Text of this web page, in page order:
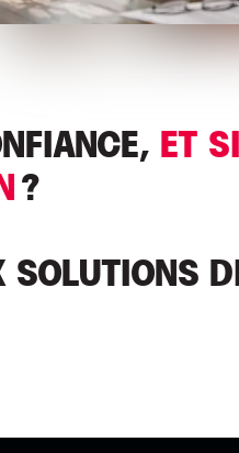
ET
?